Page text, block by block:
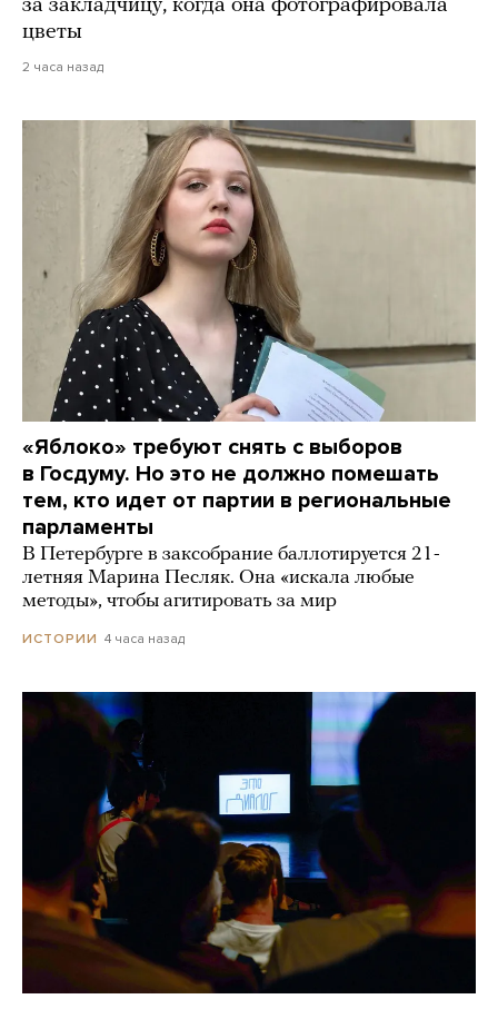
за закладчицу, когда она фотографировала
цветы
2 часа назад
«Яблоко» требуют снять с выборов
в Госдуму. Но это не должно помешать
тем, кто идет от партии в региональные
парламенты
В Петербурге в заксобрание баллотируется 21-
летняя Марина Песляк. Она «искала любые
методы», чтобы агитировать за мир
ИСТОРИИ 4 часа назад